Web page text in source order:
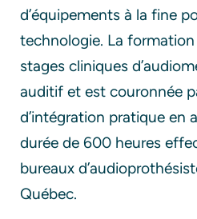
d’équipements à la fine
technologie. La
stages cliniques
auditif et est couronnée
d’intégration pratique en
durée de 600 heures
bureaux
Québec.